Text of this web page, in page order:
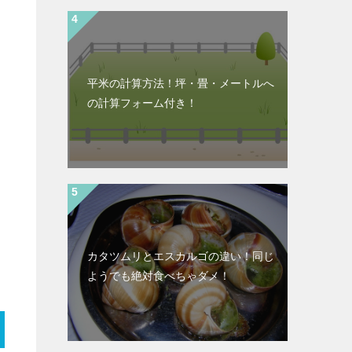
平米の計算方法！坪・畳・メートルへ
の計算フォーム付き！
カタツムリとエスカルゴの違い！同じ
ようでも絶対食べちゃダメ！